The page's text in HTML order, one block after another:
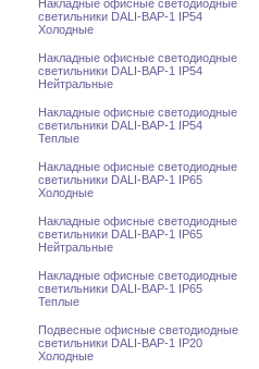
Накладные офисные светодиодные
светильники DALI-BAP-1 IP54
Холодные
Накладные офисные светодиодные
светильники DALI-BAP-1 IP54
Нейтральные
Накладные офисные светодиодные
светильники DALI-BAP-1 IP54
Теплые
Накладные офисные светодиодные
светильники DALI-BAP-1 IP65
Холодные
Накладные офисные светодиодные
светильники DALI-BAP-1 IP65
Нейтральные
Накладные офисные светодиодные
светильники DALI-BAP-1 IP65
Теплые
Подвесные офисные светодиодные
светильники DALI-BAP-1 IP20
Холодные